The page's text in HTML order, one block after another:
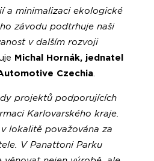
a minimalizaci ekologické
závodu podtrhuje naši
v dalším rozvoji
Michal Hornák, jednatel
Czechia.
projektů podporujících
Karlovarského kraje.
lokalitě považována za
V Panattoni Parku